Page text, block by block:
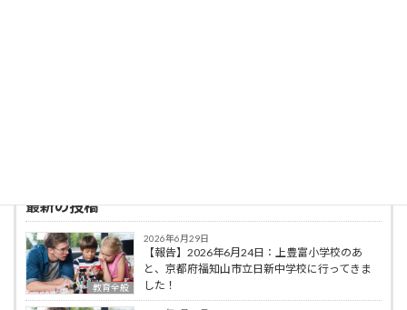
最新の投稿
教育全般
2026年6月29日
【報告】2026年6月24日：上豊富小学校のあ
と、京都府福知山市立日新中学校に行ってきま
した！